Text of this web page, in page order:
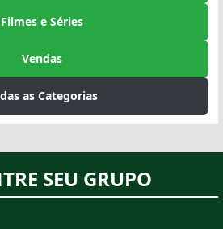
Filmes e Séries
Vendas
as Categorias
SEU GRUPO